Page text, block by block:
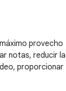
provecho
notas, reducir la
proporcionar